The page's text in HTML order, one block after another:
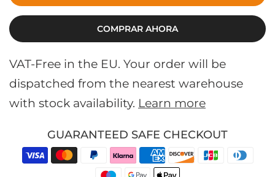
COMPRAR AHORA
VAT-Free in the EU. Your order will be
dispatched from the nearest warehouse
with stock availability. Learn more
GUARANTEED SAFE CHECKOUT